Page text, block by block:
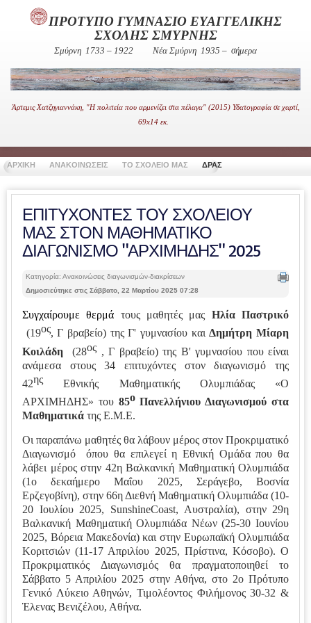
ΠΡΟΤΥΠΟ ΓΥΜΝΑΣΙΟ ΕΥΑΓΓΕΛΙΚΗΣ
ΣΧΟΛΗΣ ΣΜΥΡΝΗΣ
Σμύρνη 1733 – 1922 Νέα Σμύρνη 1935 – σήμερα
Άρτεμις Χατζηγιαννάκη, "Η πολιτεία που αρμενίζει στα πέλαγα" (2015) Υδατογραφία σε χαρτί,
69x14 εκ.
ΑΡΧΙΚΗ ΑΝΑΚΟΙΝΩΣΕΙΣ ΤΟ ΣΧΟΛΕΙΟ ΜΑΣ ΔΡΑΣΤΗΡΙΟΤΗΤΕΣ
ΕΠΙΤΥΧΟΝΤΕΣ ΤΟΥ ΣΧΟΛΕΙΟΥ
ΜΑΣ ΣΤΟΝ ΜΑΘΗΜΑΤΙΚΟ
ΔΙΑΓΩΝΙΣΜΟ "ΑΡΧΙΜΗΔΗΣ" 2025
Κατηγορία: Ανακοινώσεις διαγωνισμών-διακρίσεων
Δημοσιεύτηκε στις Σάββατο, 22 Μαρτίου 2025 07:28
Συγχαίρουμε θερμά τους μαθητές μας ΗλίαΠαστρικό
(19ος, Γ βραβείο) της Γ' γυμνασίου καιΔημήτρηΜίαρη
Κοιλάδη
(28ος, Γ βραβείο) της Β' γυμνασίου που είναι
ανάμεσα στους 34 επιτυχόντες στον διαγωνισμό της
42ης Εθνικής Μαθηματικής Ολυμπιάδας«Ο
ΑΡΧΙΜΗΔΗΣ» του 85οΠανελλήνιου Διαγωνισμού στα
Μαθηματικά της Ε.Μ.Ε.
Οι παραπάνω μαθητές θα λάβουν μέρος στον Προκριματικό
Διαγωνισμό όπου θα επιλεγεί η Εθνική Ομάδα που θα
λάβει μέρος στην 42η Βαλκανική Μαθηματική Ολυμπιάδα
(1ο δεκαήμερο Μαΐου 2025, Σεράγεβο, Βοσνία
Ερζεγοβίνη), στην 66η Διεθνή Μαθηματική Ολυμπιάδα (10-
20 Ιουλίου 2025, SunshineCoast, Αυστραλία), στην 29η
Βαλκανική Μαθηματική Ολυμπιάδα Νέων (25-30 Ιουνίου
2025, Βόρεια Μακεδονία) και στην Ευρωπαϊκή Ολυμπιάδα
Κοριτσιών (11-17 Απριλίου 2025, Πρίστινα, Κόσοβο). Ο
Προκριματικός Διαγωνισμός θα πραγματοποιηθεί το
Σάββατο 5 Απριλίου 2025 στην Αθήνα, στο 2ο Πρότυπο
Γενικό Λύκειο Αθηνών, Τιμολέοντος Φιλήμονος 30-32 &
Έλενας Βενιζέλου, Αθήνα.